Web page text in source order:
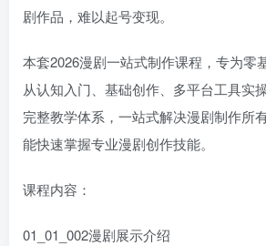
剧作品，难以起号变现。
本套2026漫剧一站式制作课程，专为零
从认知入门、基础创作、多平台工具实
完整教学体系，一站式解决漫剧制作所
能快速掌握专业漫剧创作技能。
课程内容：
01_01_002漫剧展示介绍